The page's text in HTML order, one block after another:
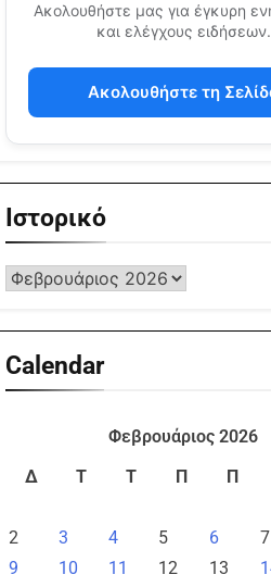
Ακολουθήστε μας για έγκυρη
και ελέγχους ειδήσεων.
Ακολουθήστε τη
Ιστορικό
Calendar
Φεβρουάριος 2026
Δ
Τ Τ Π Π
2
3 4 5 6 7
9
10 11 12 13